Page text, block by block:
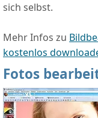
sich selbst.
Mehr Infos zu
kostenlos
Fotos